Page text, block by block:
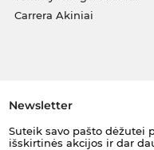
Carrera Akiniai
Newsletter
Suteik savo pašto dėžutei
išskirtinės akcijos ir dar